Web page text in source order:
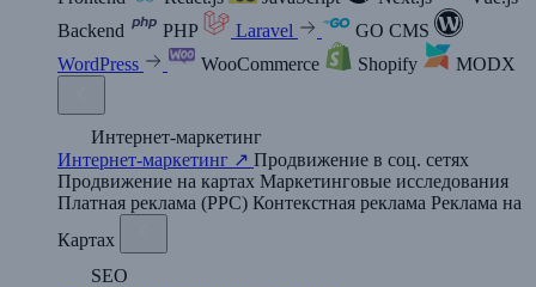
Backend
PHP Laravel GO CMS
WordPress
WooCommerce Shopify MODX
Интернет-маркетинг
Интернет-маркетинг ↗ Продвижение в соц. сетях
Продвижение на картах Маркетинговые исследования
Платная реклама (PPC) Контекстная реклама Реклама на
Картах
SEO